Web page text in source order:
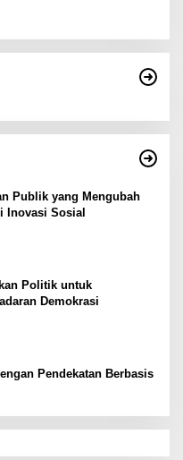
Publik yang Mengubah
Inovasi Sosial
Politik untuk
Demokrasi
Pendekatan Berbasis